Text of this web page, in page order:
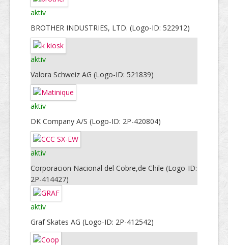
aktiv
BROTHER INDUSTRIES, LTD. (Logo-ID: 522912)
aktiv
Valora Schweiz AG (Logo-ID: 521839)
aktiv
DK Company A/S (Logo-ID: 2P-420804)
aktiv
Corporacion Nacional del Cobre,de Chile (Logo-ID:
2P-414427)
aktiv
Graf Skates AG (Logo-ID: 2P-412542)